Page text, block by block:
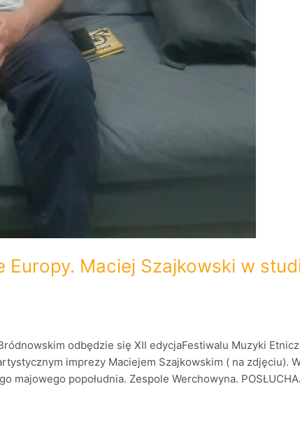
Europy. Maciej Szajkowski w
odbędzie się XII edycjaFestiwalu Muzyki
imprezy Maciejem Szajkowskim ( na zdjęciu).
popołudnia. Zespole Werchowyna.